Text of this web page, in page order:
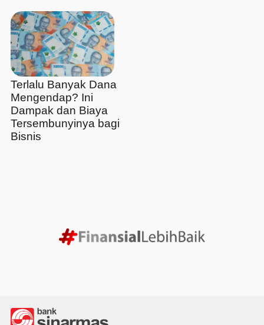
Terlalu Banyak Dana
Mengendap? Ini
Dampak dan Biaya
Tersembunyinya bagi
Bisnis